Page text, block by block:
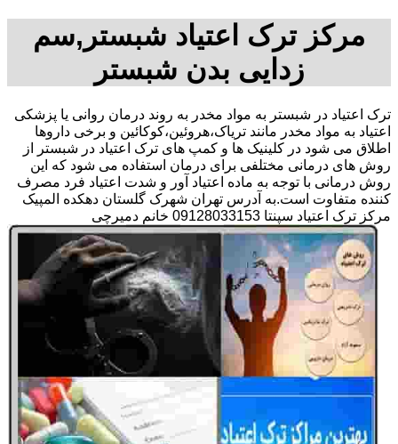
مرکز ترک اعتیاد شبستر,سم
زدایی بدن شبستر
ترک اعتیاد در شبستر به مواد مخدر به روند درمان روانی یا پزشکی
اعتیاد به مواد مخدر مانند تریاک،هروئین،کوکائین و برخی داروها
اطلاق می شود در کلینیک ها و کمپ های ترک اعتیاد در شبستر از
روش های درمانی مختلفی برای درمان استفاده می شود که این
روش درمانی با توجه به ماده اعتیاد آور و شدت اعتیاد فرد مصرف
کننده متفاوت است.به آدرس تهران شهرک گلستان دهکده المپیک
مرکز ترک اعتیاد سپنتا 09128033153 خانم دمیرچی